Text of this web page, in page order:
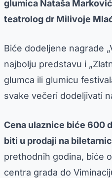
glumica Nataša
teatrolog dr Milivoje
Biće dodeljene nagrade
najbolju predstavu i
glumca ili glumicu
svake večeri dodeljivati
Cena ulaznice biće 600
biti u prodaji na
prethodnih godina, biće
centra grada do